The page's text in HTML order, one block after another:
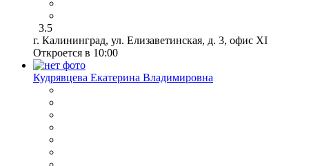
3.5
г. Калининград, ул. Елизаветинская, д. 3, офис XI
Откроется в 10:00
Кудрявцева Екатерина Владимировна